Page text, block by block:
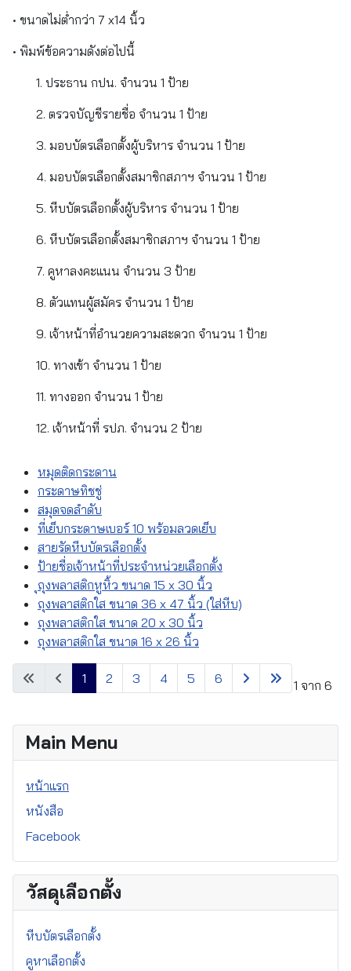
• ขนาดไม่ต่ำกว่า 7 x14 นิ้ว
• พิมพ์ข้อความดังต่อไปนี้
1. ประธาน กปน. จำนวน 1 ป้าย
2. ตรวจบัญชีรายชื่อ จำนวน 1 ป้าย
3. มอบบัตรเลือกตั้งผู้บริหาร จำนวน 1 ป้าย
4. มอบบัตรเลือกตั้งสมาชิกสภาฯ จำนวน 1 ป้าย
5. หีบบัตรเลือกตั้งผู้บริหาร จำนวน 1 ป้าย
6. หีบบัตรเลือกตั้งสมาชิกสภาฯ จำนวน 1 ป้าย
7. คูหาลงคะแนน จำนวน 3 ป้าย
8. ตัวแทนผู้สมัคร จำนวน 1 ป้าย
9. เจ้าหน้าที่อำนวยความสะดวก จำนวน 1 ป้าย
10. ทางเข้า จำนวน 1 ป้าย
11. ทางออก จำนวน 1 ป้าย
12. เจ้าหน้าที่ รปภ. จำนวน 2 ป้าย
หมุดติดกระดาน
กระดาษทิชชู่
สมุดจดลำดับ
ที่เย็บกระดาษเบอร์ 10 พร้อมลวดเย็บ
สายรัดหีบบัตรเลือกตั้ง
ป้ายชื่อเจ้าหน้าที่ประจำหน่วยเลือกตั้ง
ุถุงพลาสติกหูหิ้ว ขนาด 15 x 30 นิ้ว
ถุงพลาสติกใส ขนาด 36 x 47 นิ้ว (ใส่หีบ)
ถุงพลาสติกใส ขนาด 20 x 30 นิ้ว
ถุงพลาสติกใส ขนาด 16 x 26 นิ้ว
หน้า 1 จาก 6
1 2 3 4 5 6
Main Menu
หน้าแรก
หนังสือ
Facebook
วัสดุเลือกตั้ง
หีบบัตรเลือกตั้ง
คูหาเลือกตั้ง